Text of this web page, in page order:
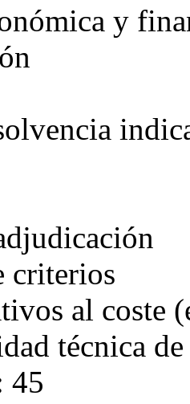
y
criterios
al coste
técnica
45